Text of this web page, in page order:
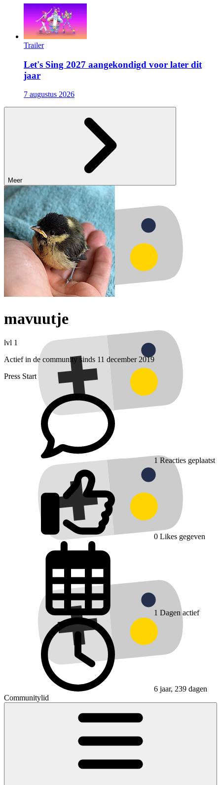
Trailer
Let's Sing 2027 aangekondigd voor later dit
jaar
7 augustus 2026
Meer
mavuutje
lvl 1
Actief in de community sinds 11 december 2019
Press Start
1 Reacties geplaatst
0 Likes gegeven
1 Dagen actief
6 jaar, 239 dagen
Communitylid